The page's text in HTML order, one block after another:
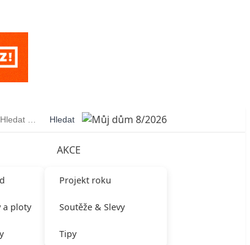
a ploty
AKCE
Projekt roku
Soutěže & Slevy
Tipy